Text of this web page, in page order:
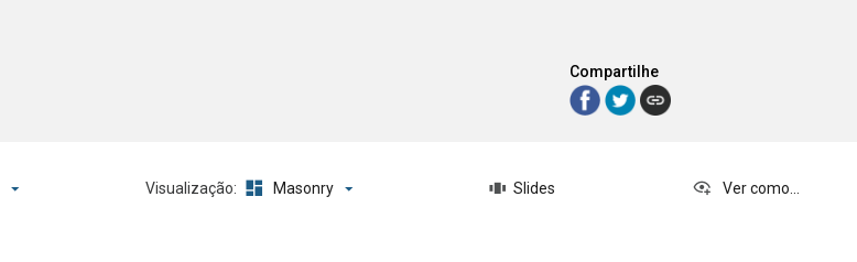
Compartilhe
Visualização: Masonry Slides Ver como...